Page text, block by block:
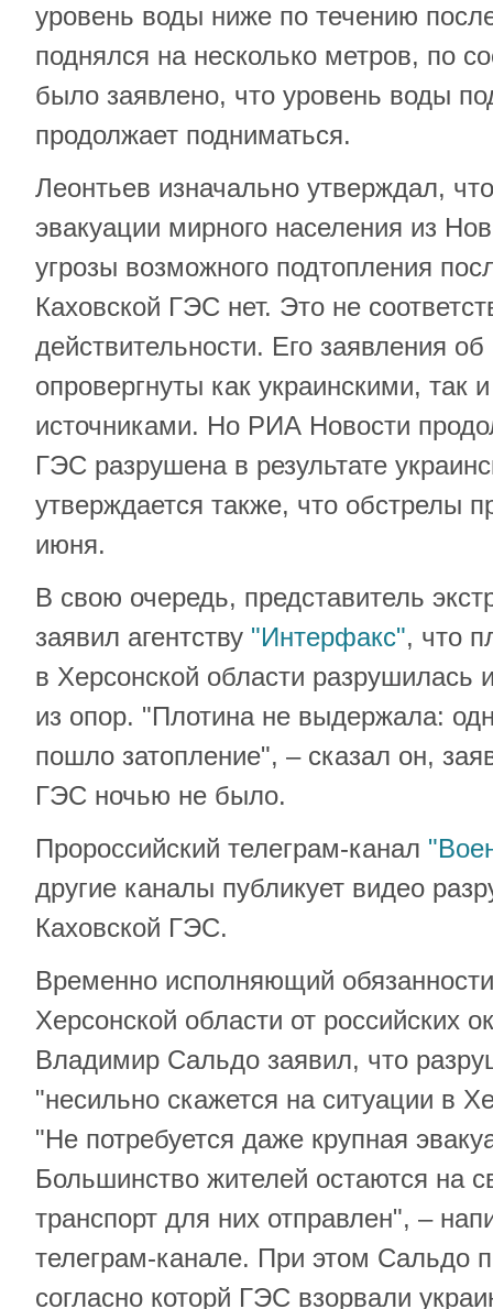
уровень воды ниже по течению
поднялся на несколько метров, по
было заявлено, что уровень воды
продолжает подниматься.
Леонтьев изначально утверждал,
эвакуации мирного населения из
угрозы возможного подтопления
Каховской ГЭС нет. Это не
действительности. Его заявления
опровергнуты как украинскими, так
источниками. Но РИА Новости
ГЭС разрушена в результате
утверждается также, что обстрелы
июня.
В свою очередь, представитель
заявил агентству "Интерфакс", что
в Херсонской области разрушилась
из опор. "Плотина не выдержала:
пошло затопление", – сказал он,
ГЭС ночью не было.
Пророссийский телеграм-канал
другие каналы публикует видео
Каховской ГЭС.
Временно исполняющий
Херсонской области от российских
Владимир Сальдо заявил, что
"несильно скажется на ситуации в
"Не потребуется даже крупная
Большинство жителей остаются на
транспорт для них отправлен", –
телеграм-канале. При этом Сальдо
согласно которй ГЭС взорвали